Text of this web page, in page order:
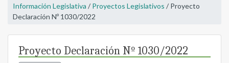
Información Legislativa / Proyectos Legislativos / Proyecto
Declaración Nº 1030/2022
Proyecto Declaración Nº 1030/2022